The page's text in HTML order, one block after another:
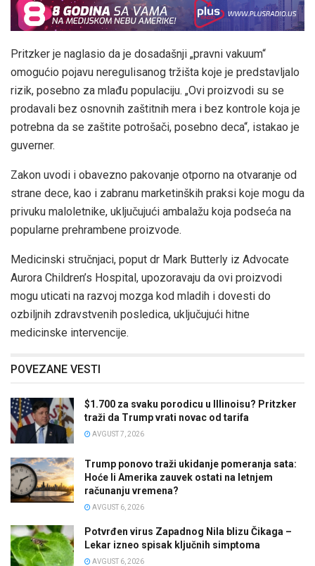
Pritzker je naglasio da je dosadašnji „pravni vakuum“
omogućio pojavu neregulisanog tržišta koje je predstavljalo
rizik, posebno za mlađu populaciju. „Ovi proizvodi su se
prodavali bez osnovnih zaštitnih mera i bez kontrole koja je
potrebna da se zaštite potrošači, posebno deca“, istakao je
guverner.
Zakon uvodi i obavezno pakovanje otporno na otvaranje od
strane dece, kao i zabranu marketinških praksi koje mogu da
privuku maloletnike, uključujući ambalažu koja podseća na
popularne prehrambene proizvode.
Medicinski stručnjaci, poput dr Mark Butterly iz Advocate
Aurora Children’s Hospital, upozoravaju da ovi proizvodi
mogu uticati na razvoj mozga kod mladih i dovesti do
ozbiljnih zdravstvenih posledica, uključujući hitne
medicinske intervencije.
POVEZANE VESTI
$1.700 za svaku porodicu u Illinoisu? Pritzker
traži da Trump vrati novac od tarifa
AVGUST 7, 2026
Trump ponovo traži ukidanje pomeranja sata:
Hoće li Amerika zauvek ostati na letnjem
računanju vremena?
AVGUST 6, 2026
Potvrđen virus Zapadnog Nila blizu Čikaga –
Lekar izneo spisak ključnih simptoma
AVGUST 6, 2026